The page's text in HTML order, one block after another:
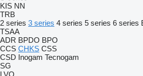
KIS NN
TRB
2 series 3 series 4 series 5 series 6 series
TSAA
ADR BPDO BPO
CCS CHKS CSS
CSD Inogam Tecnogam
SG
LVO